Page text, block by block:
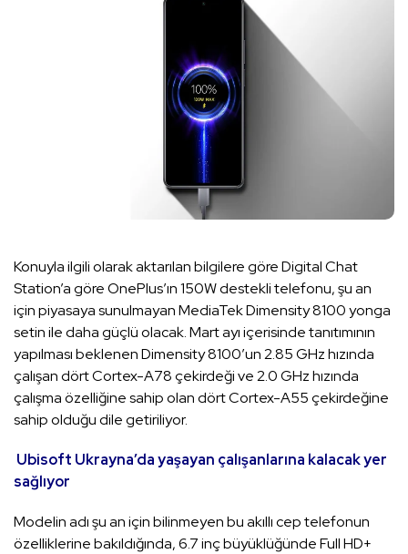
Konuyla ilgili olarak aktarılan bilgilere göre Digital Chat
Station’a göre OnePlus’ın 150W destekli telefonu, şu an
için piyasaya sunulmayan MediaTek Dimensity 8100 yonga
setin ile daha güçlü olacak. Mart ayı içerisinde tanıtımının
yapılması beklenen Dimensity 8100’un 2.85 GHz hızında
çalışan dört Cortex-A78 çekirdeği ve 2.0 GHz hızında
çalışma özelliğine sahip olan dört Cortex-A55 çekirdeğine
sahip olduğu dile getiriliyor.
Ubisoft Ukrayna’da yaşayan çalışanlarına kalacak yer
sağlıyor
Modelin adı şu an için bilinmeyen bu akıllı cep telefonun
özelliklerine bakıldığında, 6.7 inç büyüklüğünde Full HD+